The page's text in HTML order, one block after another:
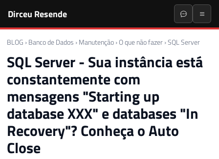
Dirceu Resende
BLOG › Banco de Dados › Manutenção › O que não fazer ›SQL Server
SQL Server - Sua instância está
constantemente com
mensagens "Starting up
database XXX" e databases "In
Recovery"? Conheça o Auto
Close